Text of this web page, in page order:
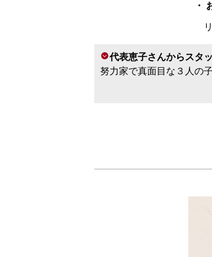
・
代表恵子さんからスタ
努力家で真面目な３人の